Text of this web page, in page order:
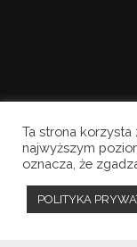
Copyright
Ta strona korzysta
najwyższym
oznacza, że
POLITYKA